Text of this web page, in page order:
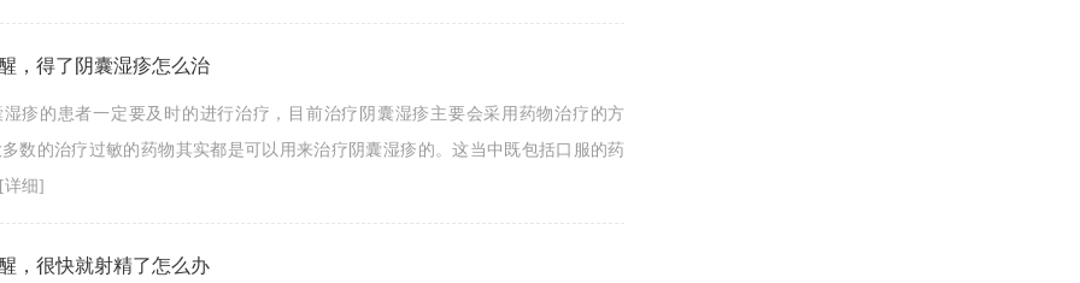
，得了阴囊湿疹怎么治
疹的患者一定要及时的进行治疗，目前治疗阴囊湿疹主要会采用药物治疗的方
数的治疗过敏的药物其实都是可以用来治疗阴囊湿疹的。这当中既包括口服的药
详细]
，很快就射精了怎么办